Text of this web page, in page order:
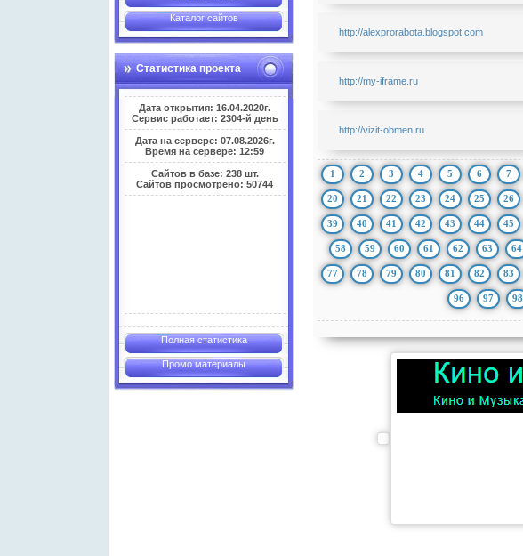
Каталог сайтов
Статистика проекта
Дата открытия: 16.04.2020г.
Сервис работает: 2304-й день
Дата на сервере: 07.08.2026г.
Время на сервере: 12:59
Сайтов в базе: 238 шт.
Сайтов просмотрено: 50744
Полная статистика
Промо материалы
http://alexprorabota.blogspot.com
http://my-iframe.ru
http://vizit-obmen.ru
1 2 3 4 5 6 7
20 21 22 23 24 25 26
39 40 41 42 43 44 45
58 59 60 61 62 63 64
77 78 79 80 81 82 83
96 97 98